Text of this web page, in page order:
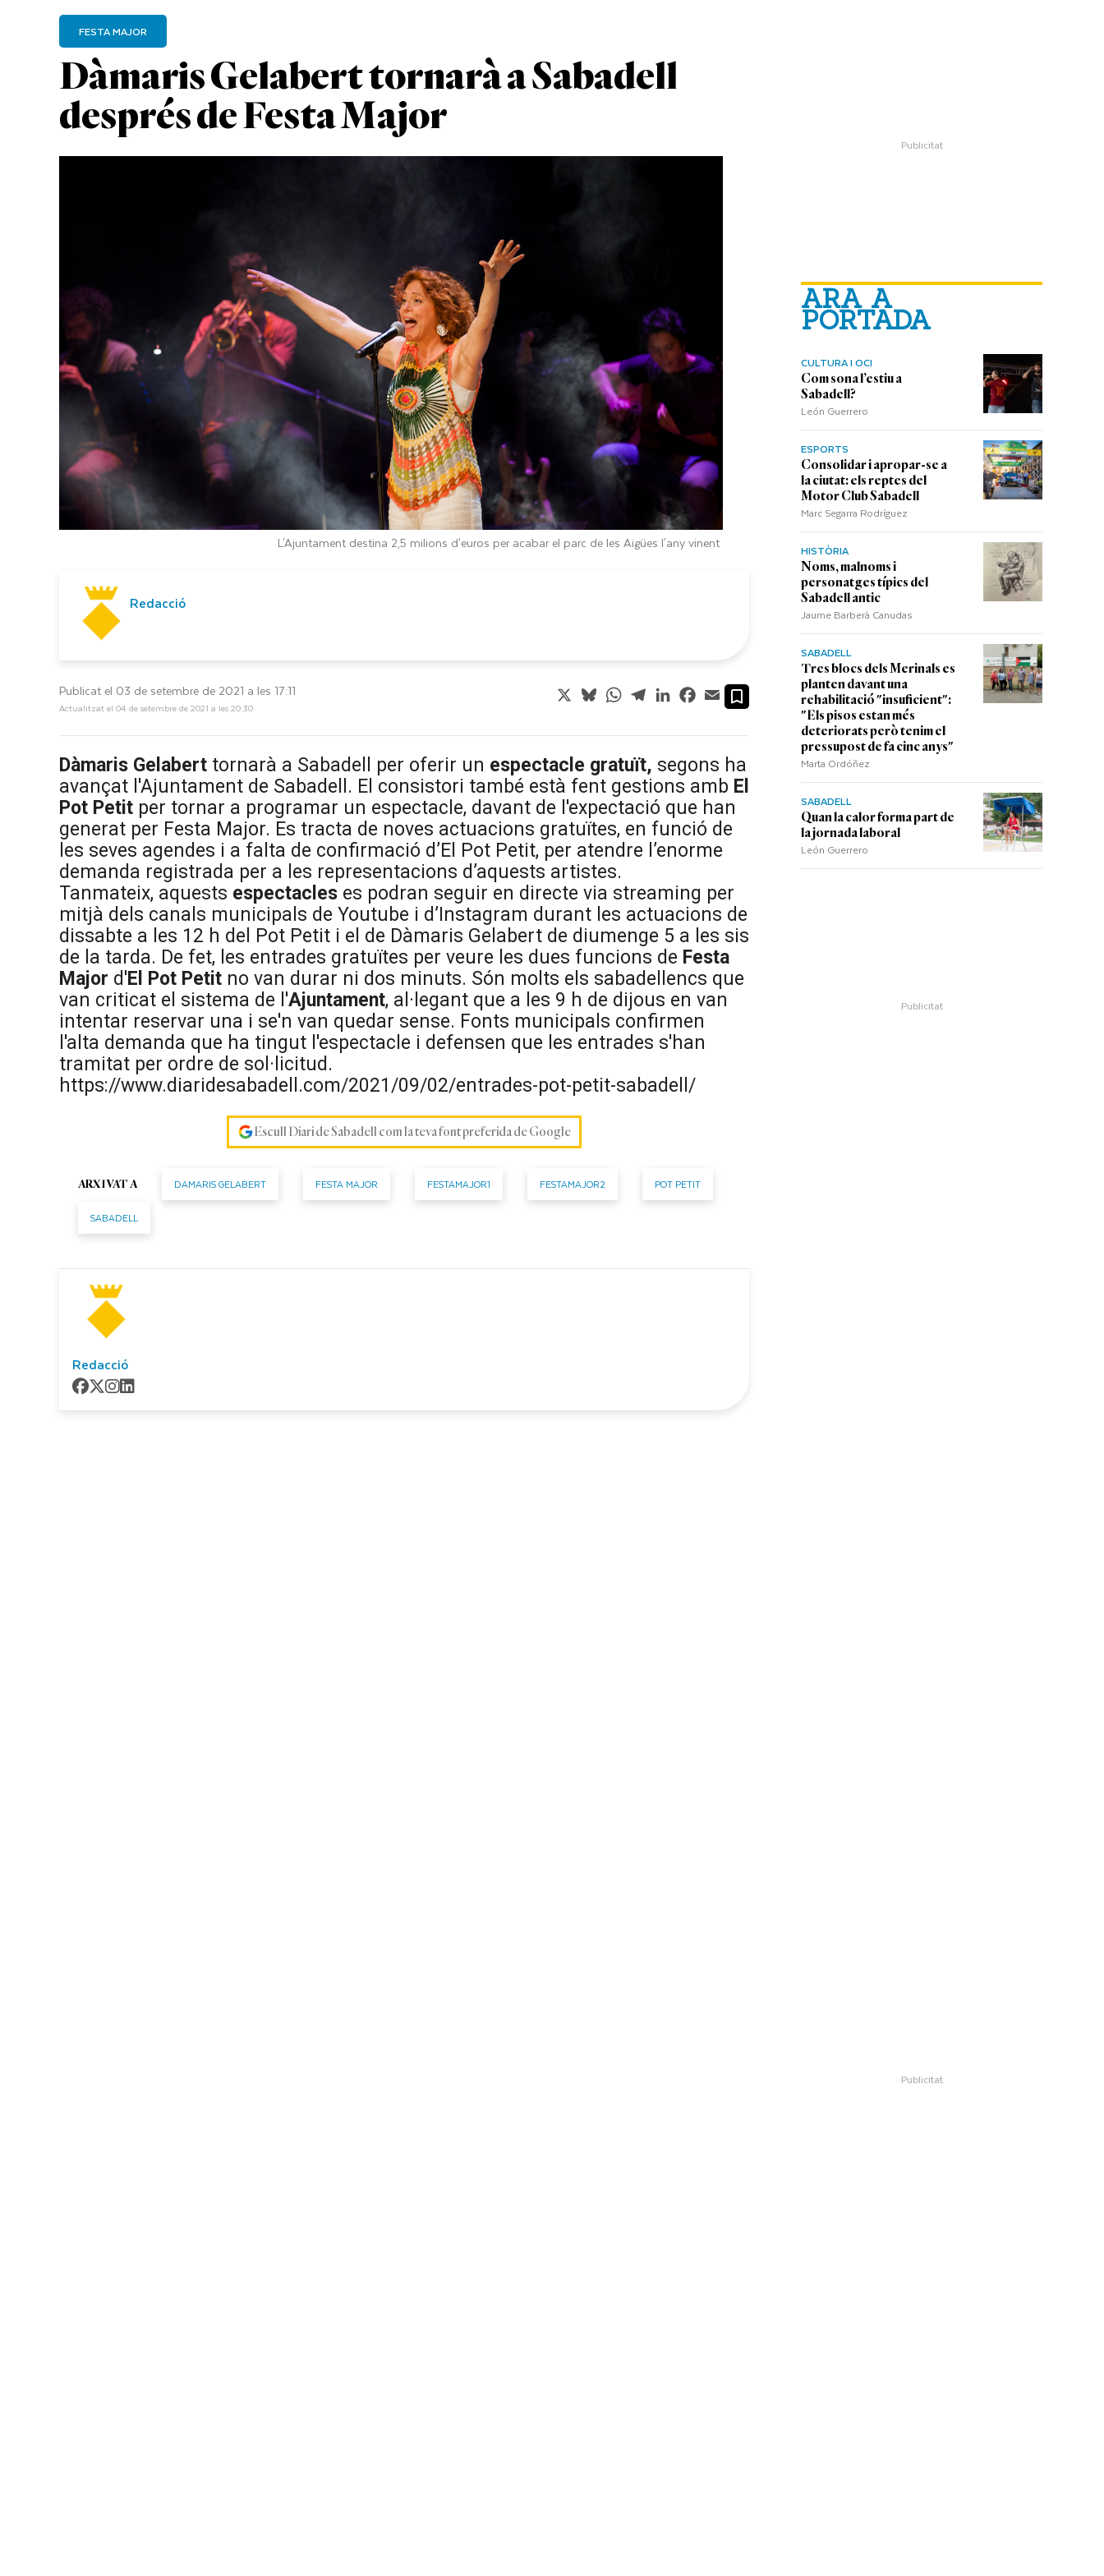
ARA A
PORTADA
CULTURA I OCI
Com sona l’estiu a
Sabadell?
León Guerrero
ESPORTS
Consolidar i apropar-se a
la ciutat: els reptes del
Motor Club Sabadell
Marc Segarra Rodríguez
HISTÒRIA
Noms, malnoms i
personatges típics del
Sabadell antic
Jaume Barberà Canudas
SABADELL
Tres blocs dels Merinals es
planten davant una
rehabilitació "insuficient":
"Els pisos estan més
deteriorats però tenim el
pressupost de fa cinc anys"
Marta Ordóñez
SABADELL
Quan la calor forma part de
la jornada laboral
León Guerrero
Dàmaris Gelabert tornarà a Sabadell
després de Festa Major
FESTA MAJOR
L'Ajuntament destina 2,5 milions d'euros per acabar el parc de les Aigües l'any vinent
Redacció
Publicat el 03 de setembre de 2021 a les 17:11
Actualitzat el 04 de setembre de 2021 a les 20:30
X BlueskyWhatsApp
TelegramLinkedInFacebook
Email
Dàmaris Gelabert tornarà a Sabadell per oferir un espectacle gratuït, segons ha
avançat l'Ajuntament de Sabadell. El consistori també està fent gestions amb El
Pot Petit per tornar a programar un espectacle, davant de l'expectació que han
generat per Festa Major. Es tracta de noves actuacions gratuïtes, en funció de
les seves agendes i a falta de confirmació d’El Pot Petit, per atendre l’enorme
demanda registrada per a les representacions d’aquests artistes.
Tanmateix, aquests espectacles es podran seguir en directe via streaming per
mitjà dels canals municipals de Youtube i d’Instagram durant les actuacions de
dissabte a les 12 h del Pot Petit i el de Dàmaris Gelabert de diumenge 5 a les sis
de la tarda. De fet, les entrades gratuïtes per veure les dues funcions de Festa
Major d'El Pot Petit no van durar ni dos minuts. Són molts els sabadellencs que
van criticat el sistema de l'Ajuntament, al·legant que a les 9 h de dijous en van
intentar reservar una i se'n van quedar sense. Fonts municipals confirmen
l'alta demanda que ha tingut l'espectacle i defensen que les entrades s'han
tramitat per ordre de sol·licitud.
https://www.diaridesabadell.com/2021/09/02/entrades-pot-petit-sabadell/
Escull Diari de Sabadell com la teva font preferida de Google
ARXIVAT A DAMARIS GELABERT FESTA MAJOR FESTAMAJOR1 FESTAMAJOR2 POT PETIT
SABADELL
Redacció